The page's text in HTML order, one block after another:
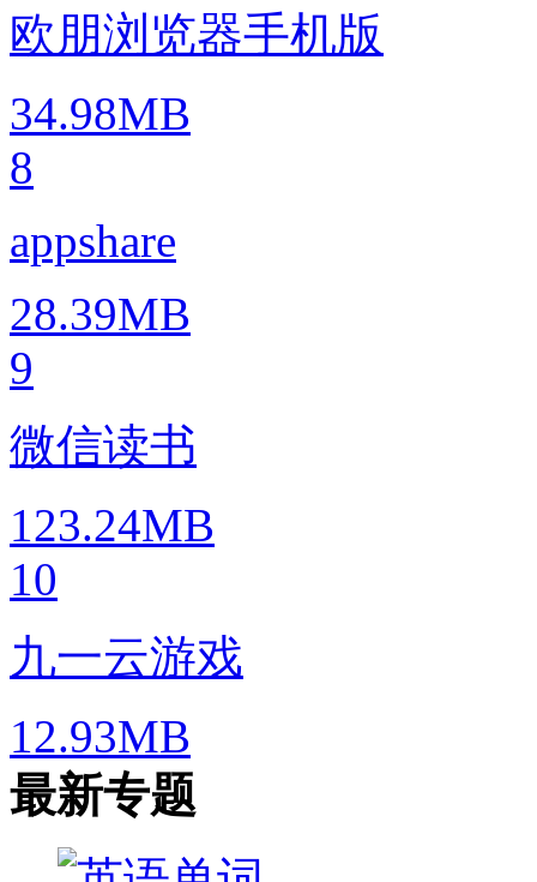
欧朋浏览器手机版
34.98MB
8
appshare
28.39MB
9
微信读书
123.24MB
10
九一云游戏
12.93MB
最新专题